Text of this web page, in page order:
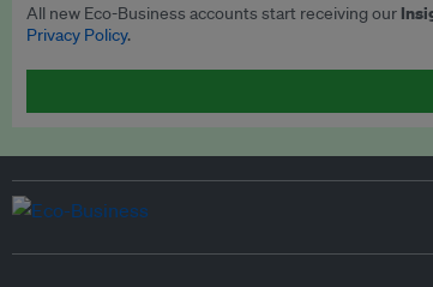
All new Eco-Business accounts start receiving our
Privacy Policy.